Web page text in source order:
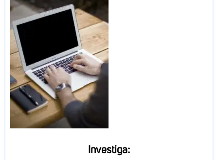
Investiga: